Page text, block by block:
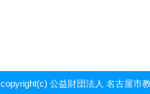
copyright(c) 公益財団法人 名古屋市